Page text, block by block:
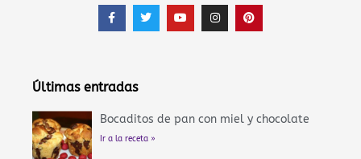
F
a
c
k
T
w
i
Y
o
u
I
n
s
P
i
n
Últimas entradas
Bocaditos de pan con miel y chocolate
Ir a la receta »